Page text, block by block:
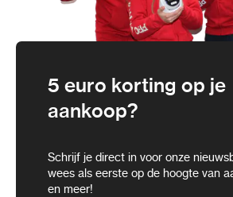
5 euro korting op je
aankoop?
Schrijf je direct in voor onze
wees als eerste op de hoogte van
en meer!